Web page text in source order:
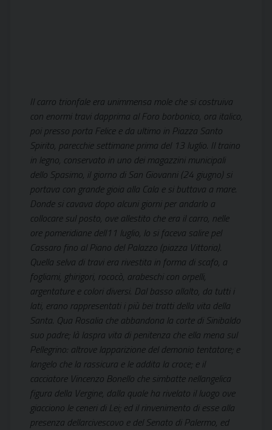
Il carro trionfale era unimmensa mole che si costruiva
con enormi travi dapprima al Foro borbonico, ora italico,
poi presso porta Felice e da ultimo in Piazza Santo
Spirito, parecchie settimane prima del 13 luglio. Il traino
in legno, conservato in uno dei magazzini municipali
dello Spasimo, il giorno di San Giovanni (24 giugno) si
portava con grande gioia alla Cala e si buttava a mare.
Donde si cavava dopo alcuni giorni per andarlo a
collocare sul posto, ove allestito che era il carro, nelle
ore pomeridiane dell11 luglio, lo si faceva salire pel
Cassaro fino al Piano del Palazzo (piazza Vittoria).
Quella selva di travi era rivestita in forma di scafo, a
fogliami, ghirigori, rococò, arabeschi con orpelli,
argentature e colori diversi. Dal basso allalto, da tutti i
lati, erano rappresentati i più bei tratti della vita della
Santa. Qua Rosalia che abbandona la corte di Sinibaldo
suo padre; là laspra vita di penitenza che ella mena sul
Pellegrino: altrove lapparizione del demonio tentatore; e
langelo che la rassicura e le addita la croce; e il
cacciatore Vincenzo Bonello che simbatte nellangelica
figura della Vergine, dalla quale ha rivelato il luogo ove
giacciono le ceneri di Lei; ed il rinvenimento di esse alla
presenza dellarcivescovo e del Senato di Palermo, ed